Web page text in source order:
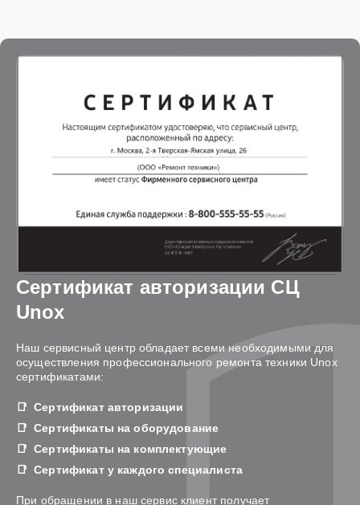
Сертификат авторизации СЦ
Unox
Наш сервисный центр обладает всеми необходимыми для
осуществления профессионального ремонта техники Unox
сертификатами:
Сертификат авторизации
Сертификаты на оборудование
Сертификаты на комплектующие
Сертификат у каждого специалиста
При обращении в наш сервис клиент получает